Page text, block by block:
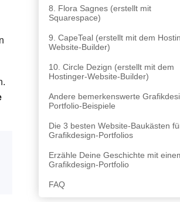
8. Flora Sagnes (erstellt mit
Squarespace)
9. CapeTeal (erstellt mit dem
Website-Builder)
10. Circle Dezign (erstellt mit dem
Hostinger-Website-Builder)
Andere bemerkenswerte
Portfolio-Beispiele
Die 3 besten Website-Baukästen
Grafikdesign-Portfolios
Erzähle Deine Geschichte mit
Grafikdesign-Portfolio
FAQ